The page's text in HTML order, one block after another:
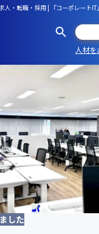
人・転職・採用 | 『コーポレート
人材
した